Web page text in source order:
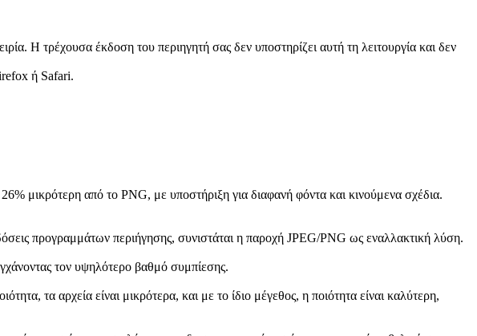
Η τρέχουσα έκδοση του περιηγητή σας δεν υποστηρίζει αυτή τη λειτουργία και δεν
ή Safari.
μικρότερη από το PNG, με υποστήριξη για διαφανή φόντα και κινούμενα σχέδια.
προγραμμάτων περιήγησης, συνιστάται η παροχή JPEG/PNG ως εναλλακτική λύση.
τον υψηλότερο βαθμό συμπίεσης.
τα αρχεία είναι μικρότερα, και με το ίδιο μέγεθος, η ποιότητα είναι καλύτερη,